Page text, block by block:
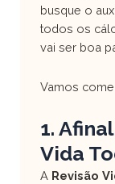
busque o
todos os
vai ser boa
Vamos
1.
Vida
A Revisão